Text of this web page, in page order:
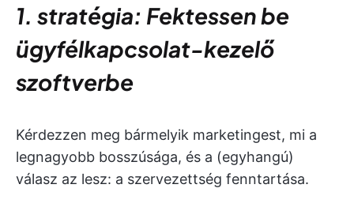
1. stratégia: Fektessen be
ügyfélkapcsolat-kezelő
szoftverbe
Kérdezzen meg bármelyik marketingest, mi a
legnagyobb bosszúsága, és a (egyhangú)
válasz az lesz: a szervezettség fenntartása.